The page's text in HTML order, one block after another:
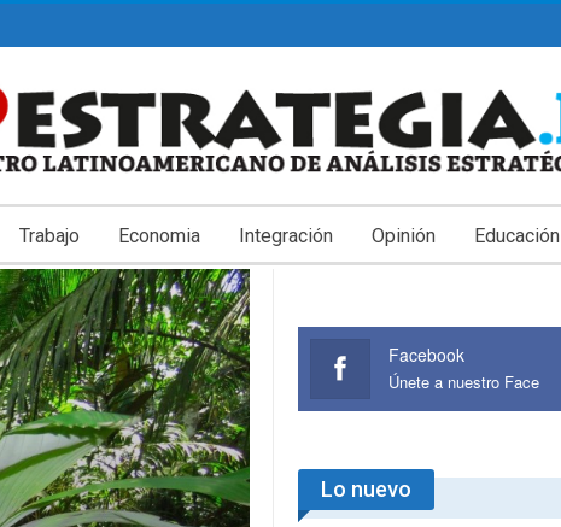
Trabajo Economia Integración Opinión Educación
Facebook
Únete a nuestro Face
Lo nuevo